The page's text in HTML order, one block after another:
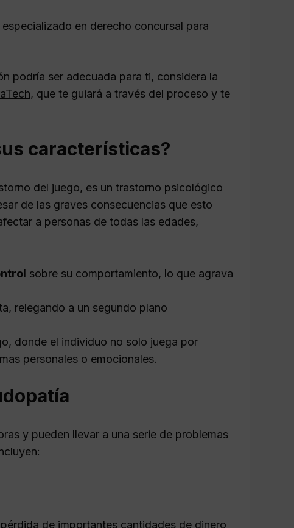
en derecho concursal para
podría ser adecuada para ti, considera la
, que te guiará a través del proceso y te
características?
del juego, es un trastorno psicológico
de las graves consecuencias que esto
a personas de todas las edades,
sobre su comportamiento, lo que agrava
relegando a un segundo plano
donde el individuo no solo juega por
personales o emocionales.
y pueden llevar a una serie de problemas
de importantes cantidades de dinero